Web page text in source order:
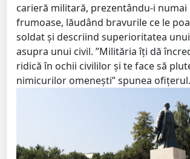
carieră militară, prezentându-i
frumoase, lăudând bravurile ce le
soldat şi descriind superioritatea
asupra unui civil. ”Milităria îţi dă
ridică în ochii civililor şi te face să
nimicurilor omeneşti” spunea ofiţerul.